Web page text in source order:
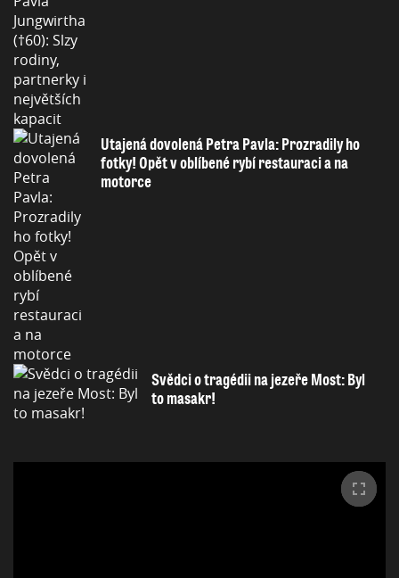
Utajená dovolená Petra Pavla: Prozradily ho
fotky! Opět v oblíbené rybí restauraci a na
motorce
Svědci o tragédii na jezeře Most: Byl
to masakr!